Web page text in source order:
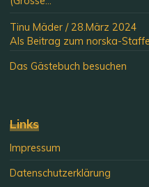
Tinu Mäder / 28.März 2024
Als Beitrag zum norska-
Das Gästebuch besuchen
Links
Impressum
Datenschutzerklärung